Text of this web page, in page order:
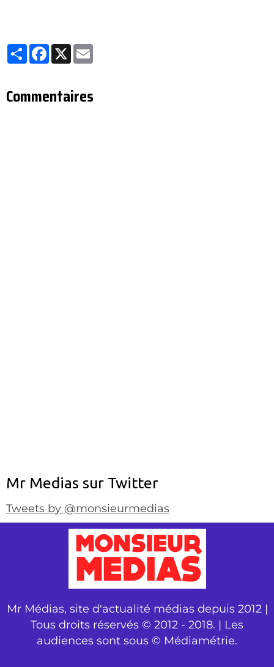
Partager
Facebook
X
Commentaires
Mr Medias sur Twitter
Tweets by @monsieurmedias
Mr Médias, site d'actualité médias depuis 2012 |
Tous droits réservés © 2012 - 2018. | Les
audiences sont sous © Médiamétrie.